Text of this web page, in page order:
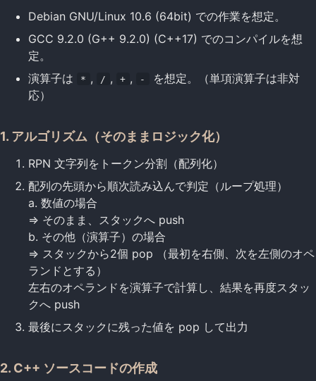
Debian GNU/Linux 10.6 (64bit) での作業を想定。
GCC 9.2.0 (G++ 9.2.0) (C++17) でのコンパイルを想
定。
演算子は
* , / , + , -
を想定。（単項演算子は非対
応）
1. アルゴリズム（そのままロジック化）
RPN 文字列をトークン分割（配列化）
配列の先頭から順次読み込んで判定（ループ処理）
a. 数値の場合
=> そのまま、スタックへ push
b. その他（演算子）の場合
=> スタックから2個 pop （最初を右側、次を左側のオペ
ランドとする）
左右のオペランドを演算子で計算し、結果を再度スタッ
クへ push
最後にスタックに残った値を pop して出力
2. C++ ソースコードの作成